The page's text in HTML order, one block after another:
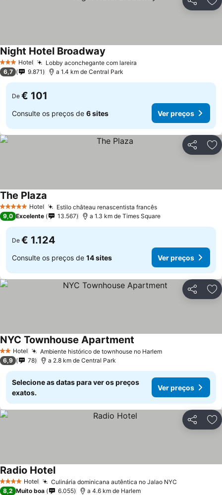
Partilhar
3 EstrelasHotel Lobby aconchegante com lareira
Night Hotel Broadway
6,7 9.871 a 1.4 km de Central Park
De € 101
Consulte os preços de 6 sites Ver preços
Partilhar
5 Estrelas Hotel Estilo château renascentista francês
The Plaza
9,0 Excelente 13.567 a 1.3 km de Times Square
De € 1.124
Consulte os preços de 14 sites Ver preços
Partilhar
2 Estrelas
Hotel Ambiente histórico de townhouse no Harlem
NYC Townhouse Apartment
6,9 78 a 2.8 km de Central Park
Selecione as datas para ver os preços
exatos.
Ver preços
Partilhar
4 EstrelasHotel Culinária dominicana autêntica no Jalao NYC
Radio Hotel
8,2 Muito boa 6.055 a 4.6 km de Harlem